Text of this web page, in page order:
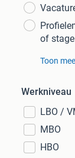
of stage
Toon
Werkniveau
LBO /
MBO
HBO